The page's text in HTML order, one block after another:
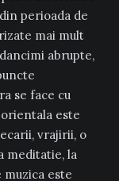
perioada de
mai mult
abrupte,
se face cu
este
vrajirii, o
meditatie, la
este